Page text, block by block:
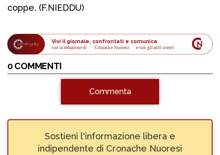
coppe. (F.NIEDDU)
Vivi il giornale, confrontati e comunica
con la redazione di Cronache Nuoresi e con gli altri utenti
0 COMMENTI
Commenta
Sostieni l'informazione libera e
indipendente di Cronache Nuoresi